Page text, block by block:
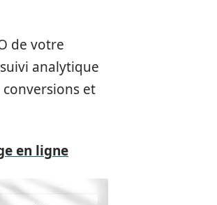
de votre
analytique
et
en ligne